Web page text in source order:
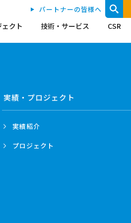
クト 技術・サービス CSR
パートナーの皆様へ
実績・プロジェクト
実績紹介
プロジェクト